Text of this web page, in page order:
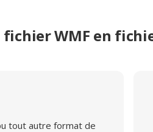
WMF en
tout autre format de